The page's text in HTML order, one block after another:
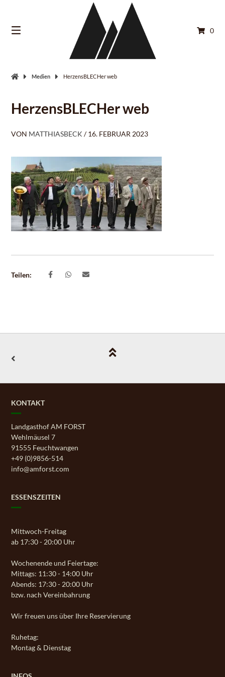
Inhalt
0
Medien HerzensBLECHer web
HerzensBLECHer web
VON MATTHIASBECK / 16. FEBRUAR 2023
Teilen:
KONTAKT
Landgasthof AM FORST
Wehlmäusel 7
91555 Feuchtwangen
+49 (0)9856-514
info@amforst.com
ESSENSZEITEN
Mittwoch-Freitag
ab 17:30 - 20:00 Uhr
Wochenende und Feiertage:
Mittags: 11:30 - 14:00 Uhr
Abends: 17:30 - 20:00 Uhr
bzw. nach Vereinbahrung
Wir freuen uns über Ihre Reservierung
Ruhetag:
Montag & Dienstag